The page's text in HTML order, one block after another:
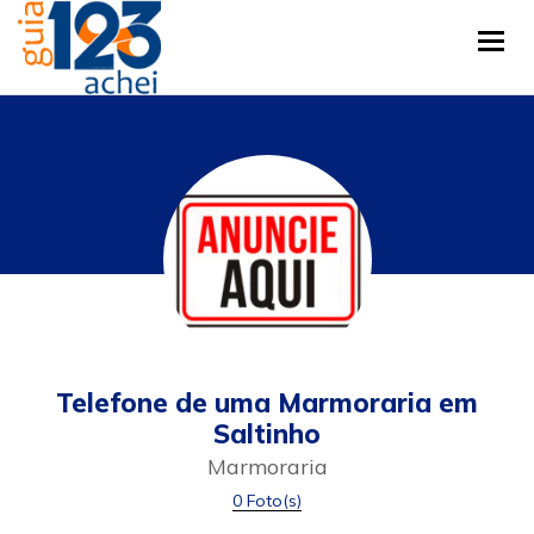
Telefone de uma Marmoraria em
Saltinho
Marmoraria
0 Foto(s)